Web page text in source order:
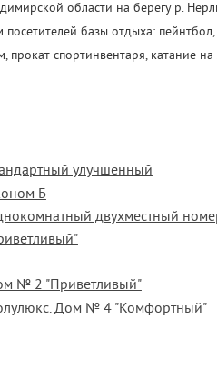
области на берегу р.
базы отдыха: пейнтбол,
прокат спортинвентаря, катание
улучшенный
Б
двухместный
№ 2 "Приветливый"
Дом № 4 "Комфортный"